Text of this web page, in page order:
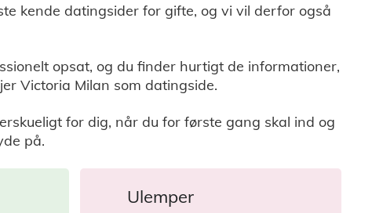
kende datingsider for gifte, og vi vil derfor også
opsat, og du finder hurtigt de informationer,
Victoria Milan som datingside.
for dig, når du for første gang skal ind og
på.
Ulemper